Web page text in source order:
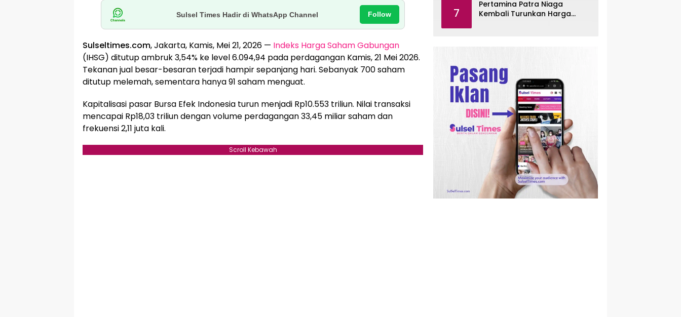
Sulsel Times Hadir di WhatsApp Channel Follow
Sulseltimes.com, Jakarta, Kamis, Mei 21, 2026 — Indeks Harga Saham Gabungan
(IHSG) ditutup ambruk 3,54% ke level 6.094,94 pada perdagangan Kamis, 21 Mei 2026.
Tekanan jual besar-besaran terjadi hampir sepanjang hari. Sebanyak 700 saham
ditutup melemah, sementara hanya 91 saham menguat.
Kapitalisasi pasar Bursa Efek Indonesia turun menjadi Rp10.553 triliun. Nilai transaksi
mencapai Rp18,03 triliun dengan volume perdagangan 33,45 miliar saham dan
frekuensi 2,11 juta kali.
Scroll Kebawah
7
Pertamina Patra Niaga
Kembali Turunkan Harga